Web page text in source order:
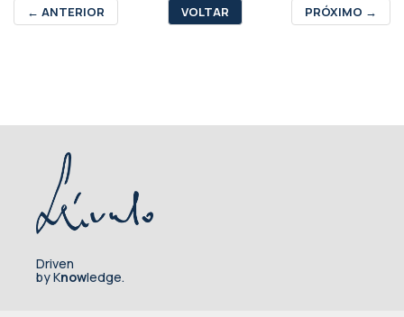
← ANTERIOR VOLTAR PRÓXIMO →
Driven
by Knowledge.